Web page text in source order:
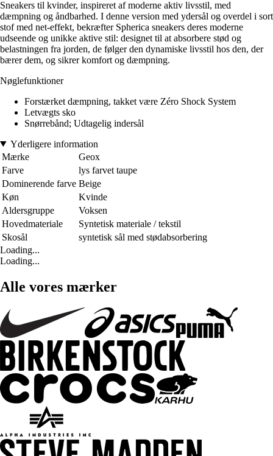
Sneakers til kvinder, inspireret af moderne aktiv livsstil, med
dæmpning og åndbarhed. I denne version med ydersål og overdel i sort
stof med net-effekt, bekræfter Spherica sneakers deres moderne
udseende og unikke aktive stil: designet til at absorbere stød og
belastningen fra jorden, de følger den dynamiske livsstil hos den, der
bærer dem, og sikrer komfort og dæmpning.
Nøglefunktioner
Forstærket dæmpning, takket være Zéro Shock System
Letvægts sko
Snørrebånd; Udtagelig indersål
Yderligere information
Mærke
Geox
Farve
lys farvet taupe
Dominerende farve Beige
Køn
Kvinde
Aldersgruppe
Voksen
Hovedmateriale
Syntetisk materiale / tekstil
Skosål
syntetisk sål med stødabsorbering
Loading...
Loading...
Alle vores mærker